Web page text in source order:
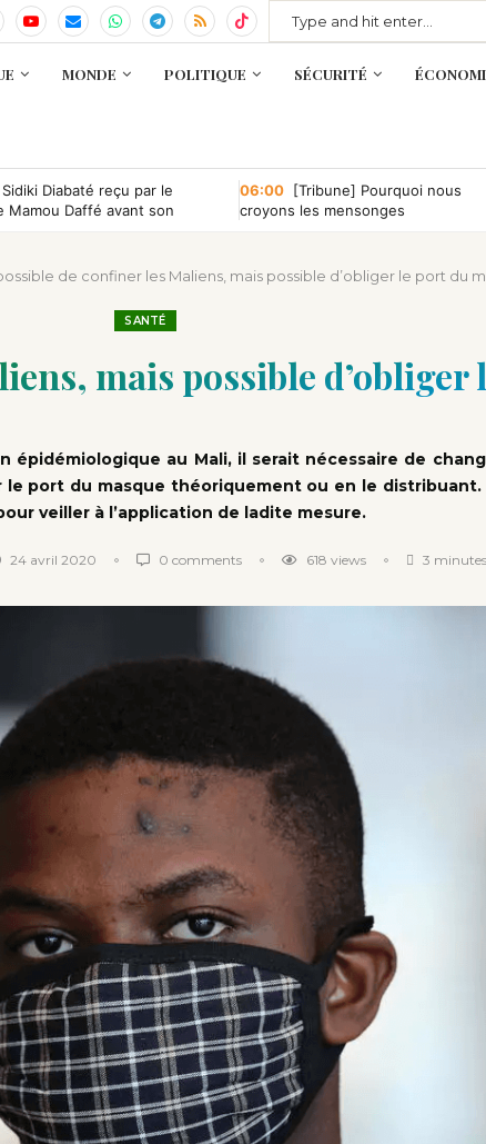
MONDE POLITIQUE SÉCURITÉ
Sidiki Diabaté reçu par le
Mamou Daffé avant son
06:00 [Tribune] Pourquoi nous
croyons les mensonges
de confiner les Maliens, mais possible d’obliger le port du
SANTÉ
mais possible d’obliger
épidémiologique au Mali, il serait nécessaire de
le port du masque théoriquement ou en le
veiller à l’application de ladite mesure.
24 avril 2020 0 comments 618 views 3